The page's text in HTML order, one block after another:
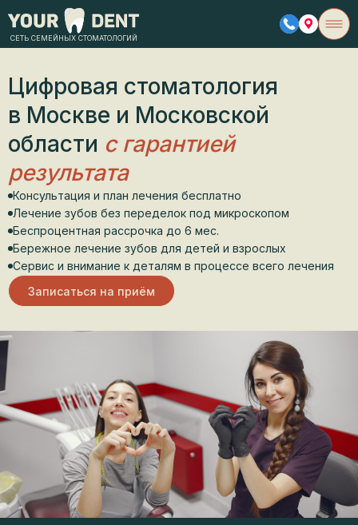
СЕТЬ СЕМЕЙНЫХ СТОМАТОЛОГИЙ
Цифровая стоматология
в Москве и Московской
области с гарантией
результата
Консультация и план лечения бесплатно
Лечение зубов без переделок под микроскопом
Беспроцентная рассрочка до 6 мес.
Бережное лечение зубов для детей и взрослых
Сервис и внимание к деталям в процессе всего лечения
Записаться на приём